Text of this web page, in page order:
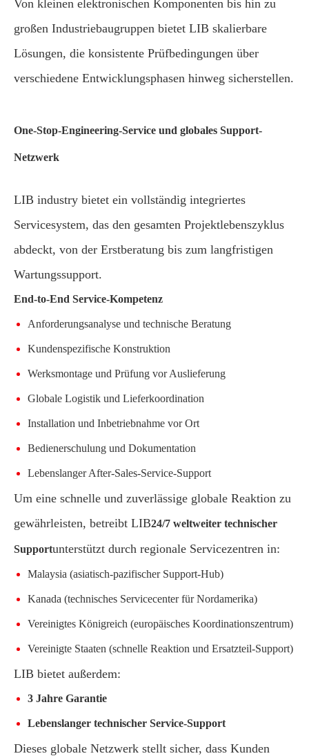
Von kleinen elektronischen Komponenten bis hin zu
großen Industriebaugruppen bietet LIB skalierbare
Lösungen, die konsistente Prüfbedingungen über
verschiedene Entwicklungsphasen hinweg sicherstellen.
One-Stop-Engineering-Service und globales Support-
Netzwerk
LIB industry bietet ein vollständig integriertes
Servicesystem, das den gesamten Projektlebenszyklus
abdeckt, von der Erstberatung bis zum langfristigen
Wartungssupport.
End-to-End Service-Kompetenz
Anforderungsanalyse und technische Beratung
Kundenspezifische Konstruktion
Werksmontage und Prüfung vor Auslieferung
Globale Logistik und Lieferkoordination
Installation und Inbetriebnahme vor Ort
Bedienerschulung und Dokumentation
Lebenslanger After-Sales-Service-Support
Um eine schnelle und zuverlässige globale Reaktion zu
gewährleisten, betreibt LIB24/7 weltweiter technischer
Supportunterstützt durch regionale Servicezentren in:
Malaysia (asiatisch-pazifischer Support-Hub)
Kanada (technisches Servicecenter für Nordamerika)
Vereinigtes Königreich (europäisches Koordinationszentrum)
Vereinigte Staaten (schnelle Reaktion und Ersatzteil-Support)
LIB bietet außerdem:
3 Jahre Garantie
Lebenslanger technischer Service-Support
Dieses globale Netzwerk stellt sicher, dass Kunden